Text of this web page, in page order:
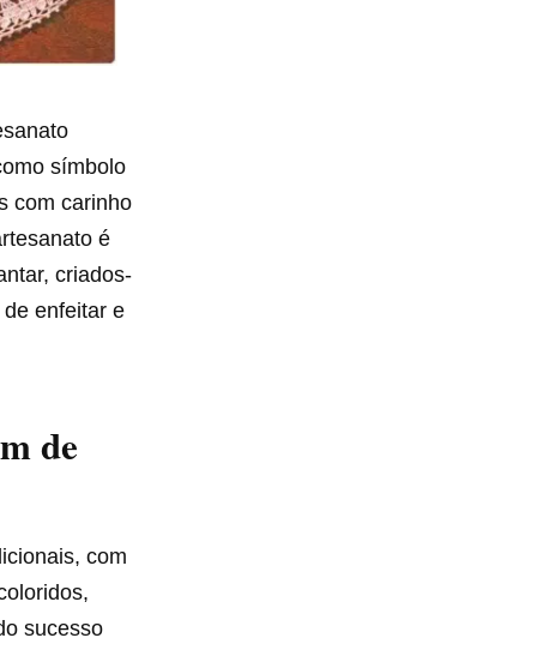
símbolo
com carinho
é
criados-
enfeitar e
de
com
sucesso